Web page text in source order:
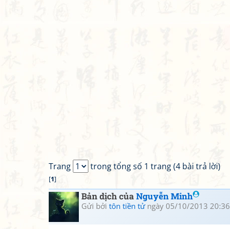
Trang trong tổng số 1 trang (4 bài trả lời)
[1]
Bản dịch củaNguyễn Minh
Gửi bởi tôn tiền tửngày 05/10/2013 20:36